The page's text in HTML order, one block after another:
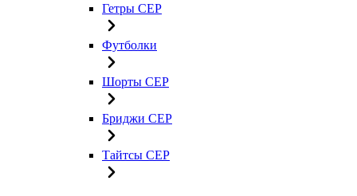
Гетры CEP
Футболки
Шорты CEP
Бриджи CEP
Тайтсы CEP